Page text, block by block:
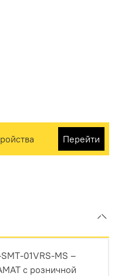
Перейти
01VRS-MS –
с розничной